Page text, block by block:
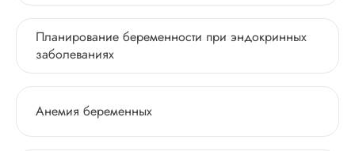
Планирование беременности при эндокринных
заболеваниях
Анемия беременных